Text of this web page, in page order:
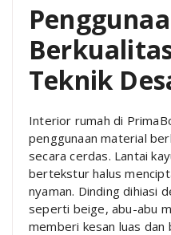
Teknik
Interior rumah di
penggunaan material
secara cerdas. Lantai
bertekstur halus
nyaman. Dinding dihiasi
seperti beige, abu-abu
memberi kesan luas dan